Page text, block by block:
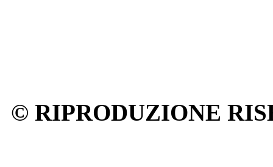
© RIPRODUZIONE